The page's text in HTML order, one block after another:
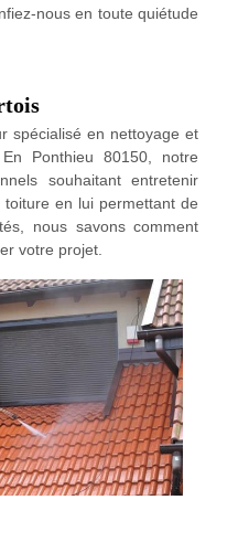
nous en toute quiétude
spécialisé en nettoyage et
Ponthieu 80150, notre
souhaitant entretenir
en lui permettant de
nous savons comment
votre projet.